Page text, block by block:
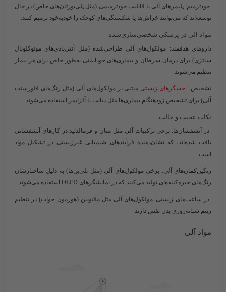
خودترمیم: پلیمرهای آلی با قابلیت خودترمیمی (مثل پلی‌یورتان‌های خاص) در حال
توسعه‌اند که می‌توانند خراش‌ها یا شکستگی‌های کوچک را خودبه‌خود ترمیم کنند.
مواد آلی در پزشکی شخصی‌سازی‌شده
داروهای هدفمند: مولکول‌های آلی طراحی‌شده (مثل آنتی‌بادی‌های مونوکلونال
سنتزی) برای درمان سرطان و بیماری‌های خودایمنی به‌طور خاص برای هر بیمار
تنظیم می‌شوند.
تشخیص : حسگرهای زیستی مبتنی بر مولکول‌های آلی (مثل رنگ‌های فلورسنت
آلی) برای تشخیص زودهنگام بیماری‌ها مثل دیابت یا آلزایمر استفاده می‌شوند.
نکات عجیب و جالب
در آتشفشان‌ها: برخی ترکیبات آلی مثل متان و فرمالدئید در گازهای آتشفشانی
یافت شده‌اند، که نشان‌دهنده فرآیندهای شیمیایی غیرزیستی در تشکیل مواد
است.
رنگین‌کمان‌های آلی: برخی مولکول‌های آلی (مثل پلی‌ین‌ها) به دلیل ساختارشان
رنگ‌های خیره‌کننده‌ای تولید می‌کنند که در نمایشگرهای OLED استفاده می‌شوند.
در ساعت‌های زیستی: مولکول‌های آلی مثل ملاتونین (هورمون خواب) در تنظیم
ریتم شبانه‌روزی بدن نقش دارند.
مواد آلی